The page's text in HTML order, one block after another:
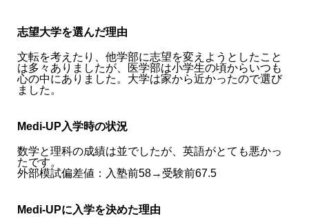
志望大学を選んだ理由
文転を考えたり、他学部に志望を変えようとしたこと
は多々ありましたが、医学部は小学生の頃からいつも
心の中にありました。大学は家から近かったので選び
ました。
Medi-UP入学時の状況
数学と理科の成績は並でしたが、英語がとても悪かっ
たです。
外部模試偏差値：入塾前58→受験前67.5
Medi-UPに入学を決めた理由